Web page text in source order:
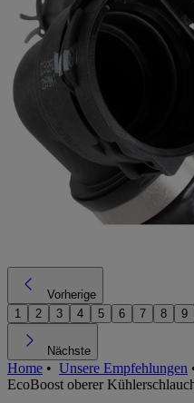
Vorherige
1
2 3 4 5 6 7 8 9
Nächste
Home • Unsere Empfehlungen
EcoBoost oberer